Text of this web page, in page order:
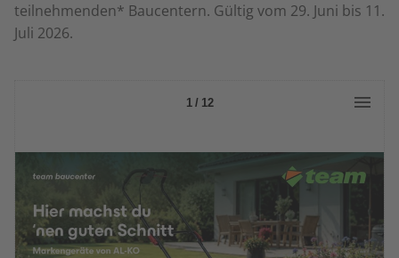
teilnehmenden* Baucentern. Gültig vom 29. Juni bis 11.
Juli 2026.